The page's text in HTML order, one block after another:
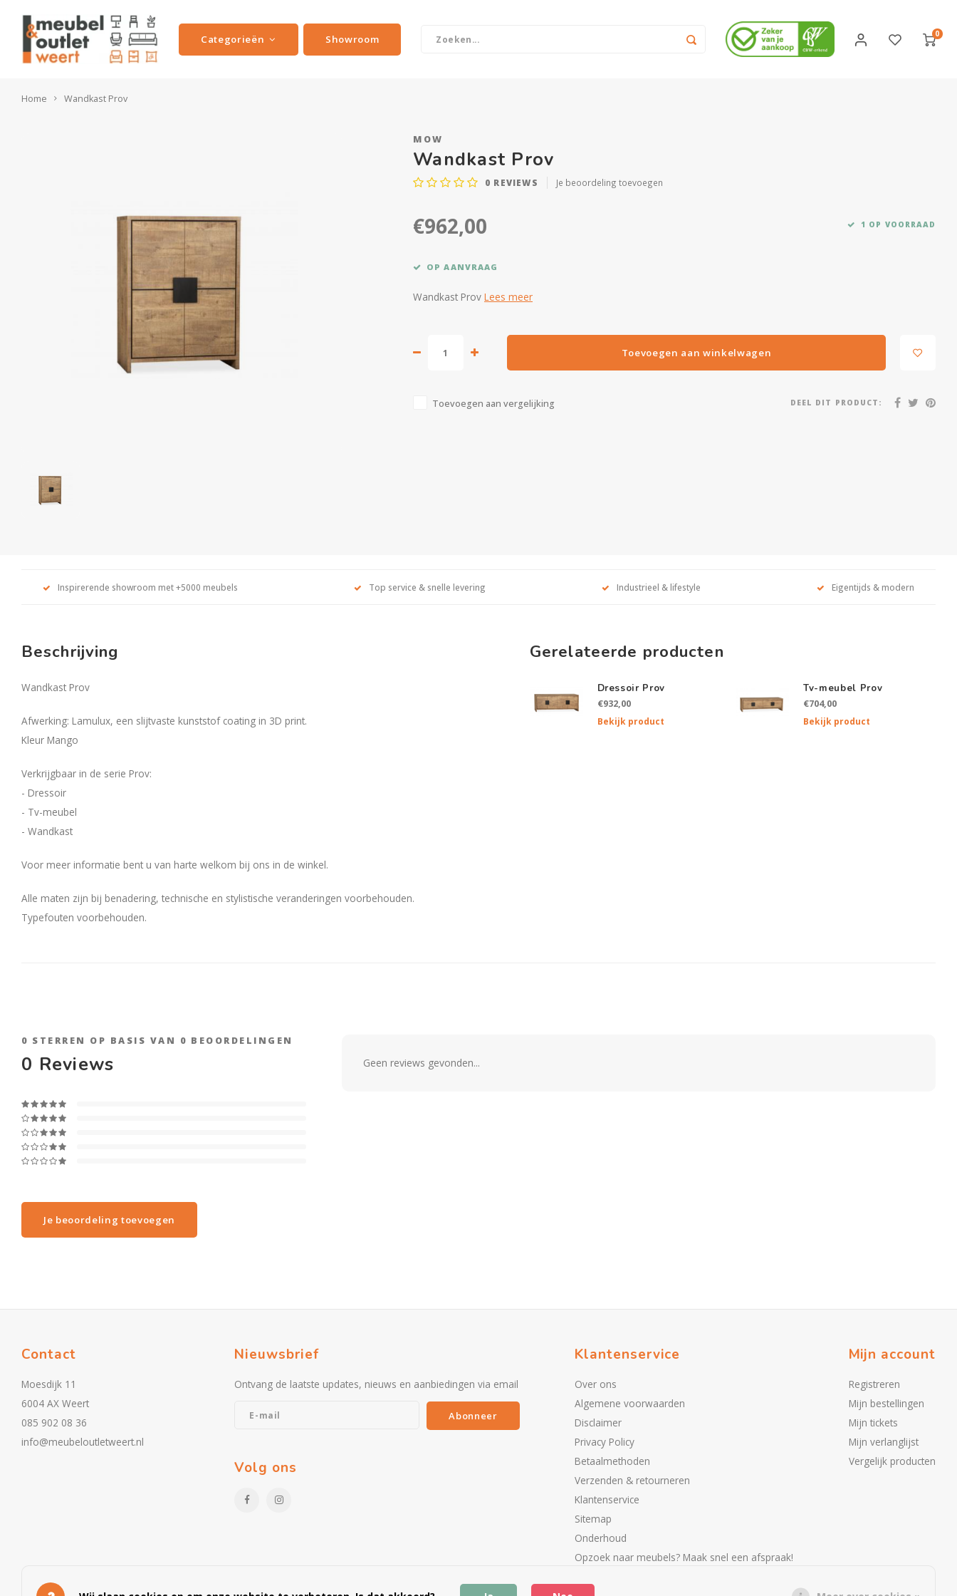
Categorieën Showroom 0
Home Wandkast Prov
MOW
Wandkast Prov
0 REVIEWS Je beoordeling toevoegen
€962,00 1 OP VOORRAAD
OP AANVRAAG
Wandkast Prov Lees meer
Toevoegen aan winkelwagen
Toevoegen aan vergelijking DEEL DIT PRODUCT:
Inspirerende showroom met +5000 meubels Top service & snelle levering Industrieel & lifestyle Eigentijds & modern
Beschrijving
Wandkast Prov
Afwerking: Lamulux, een slijtvaste kunststof coating in 3D print.
Kleur Mango
Verkrijgbaar in de serie Prov:
- Dressoir
- Tv-meubel
- Wandkast
Voor meer informatie bent u van harte welkom bij ons in de winkel.
Alle maten zijn bij benadering, technische en stylistische veranderingen voorbehouden.
Typefouten voorbehouden.
Gerelateerde producten
Dressoir Prov
€932,00
Bekijk product
Tv-meubel Prov
€704,00
Bekijk product
0 STERREN OP BASIS VAN 0 BEOORDELINGEN
0 Reviews
Je beoordeling toevoegen
Geen reviews gevonden...
Contact
Moesdijk 11
6004 AX Weert
085 902 08 36
info@meubeloutletweert.nl
Nieuwsbrief
Ontvang de laatste updates, nieuws en aanbiedingen via email
Abonneer
Volg ons
Klantenservice
Over ons
Algemene voorwaarden
Disclaimer
Privacy Policy
Betaalmethoden
Verzenden & retourneren
Klantenservice
Sitemap
Onderhoud
Opzoek naar meubels? Maak snel een afspraak!
Mijn account
Registreren
Mijn bestellingen
Mijn tickets
Mijn verlanglijst
Vergelijk producten